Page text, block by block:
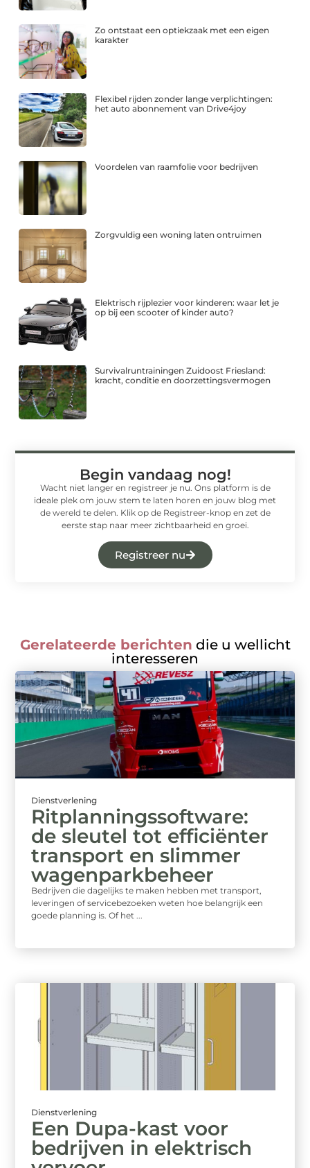
Zo ontstaat een optiekzaak met een eigen
karakter
Flexibel rijden zonder lange verplichtingen:
het auto abonnement van Drive4joy
Voordelen van raamfolie voor bedrijven
Zorgvuldig een woning laten ontruimen
Elektrisch rijplezier voor kinderen: waar let je
op bij een scooter of kinder auto?
Survivalruntrainingen Zuidoost Friesland:
kracht, conditie en doorzettingsvermogen
Begin vandaag nog!
Wacht niet langer en registreer je nu. Ons platform is de
ideale plek om jouw stem te laten horen en jouw blog met
de wereld te delen. Klik op de Registreer-knop en zet de
eerste stap naar meer zichtbaarheid en groei.
Registreer nu
Gerelateerde berichten die u wellicht
interesseren
Dienstverlening
Ritplanningssoftware:
de sleutel tot efficiënter
transport en slimmer
wagenparkbeheer
Bedrijven die dagelijks te maken hebben met transport,
leveringen of servicebezoeken weten hoe belangrijk een
goede planning is. Of het ...
Dienstverlening
Een Dupa-kast voor
bedrijven in elektrisch